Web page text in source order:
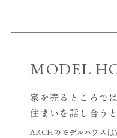
MODEL
家を売るところでは
住まいを話し合うと
ARCHのモデルハウスは